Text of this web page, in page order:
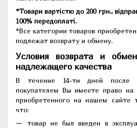
*Товари вартістю до 200 грн.,
100% передоплаті.
*Все категории товаров
подлежат возврату и обмену.
Условия возврата и
надлежащего качества
В течение 14-ти дней после
покупателем Вы имеете право на
приобретенного на нашем сайте
что:
товар не был введен в